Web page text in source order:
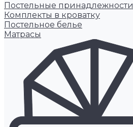
Постельные принадлежности
Комплекты в кроватку
Постельное белье
Матрасы